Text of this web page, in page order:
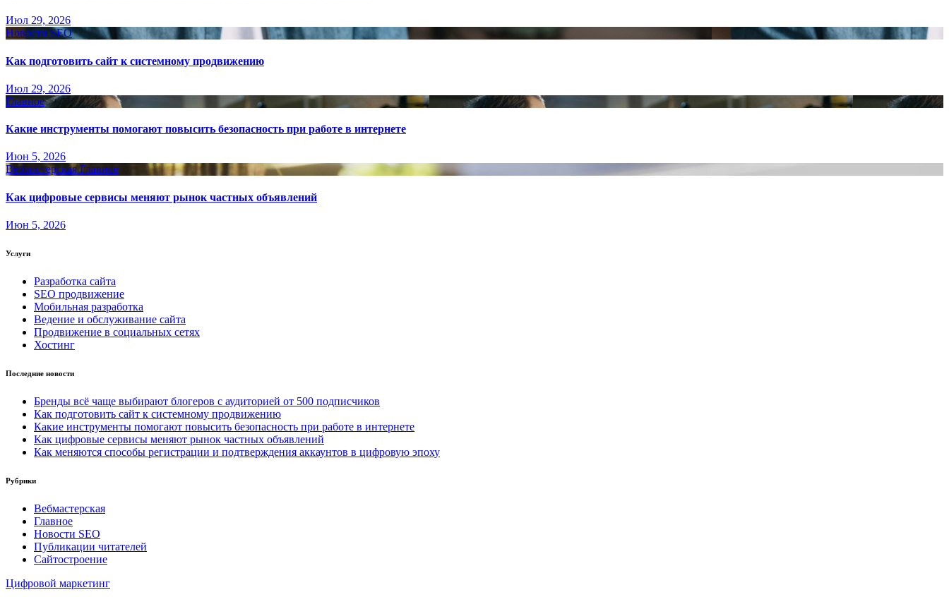
Июл 29, 2026
Новости SEO
Как подготовить сайт к системному продвижению
Июл 29, 2026
Главное
Какие инструменты помогают повысить безопасность при работе в интернете
Июн 5, 2026
Вебмастерская Главное
Как цифровые сервисы меняют рынок частных объявлений
Июн 5, 2026
Услуги
Разработка сайта
SEO продвижение
Мобильная разработка
Ведение и обслуживание сайта
Продвижение в социальных сетях
Хостинг
Последние новости
Бренды всё чаще выбирают блогеров с аудиторией от 500 подписчиков
Как подготовить сайт к системному продвижению
Какие инструменты помогают повысить безопасность при работе в интернете
Как цифровые сервисы меняют рынок частных объявлений
Как меняются способы регистрации и подтверждения аккаунтов в цифровую эпоху
Рубрики
Вебмастерская
Главное
Новости SEO
Публикации читателей
Сайтостроение
Цифровой маркетинг